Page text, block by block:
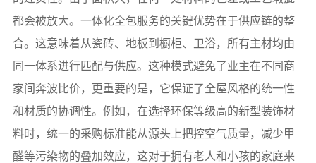
都会被放大。一体化全包服务的关键优势在于供应链的整
合。这意味着从瓷砖、地板到橱柜、卫浴，所有主材均由
同一体系进行匹配与供应。这种模式避免了业主在不同商
家间奔波比价，更重要的是，它保证了全屋风格的统一性
和材质的协调性。例如，在选择环保等级高的新型装饰材
料时，统一的采购标准能从源头上把控空气质量，减少甲
醛等污染物的叠加效应，这对于拥有老人和小孩的家庭来